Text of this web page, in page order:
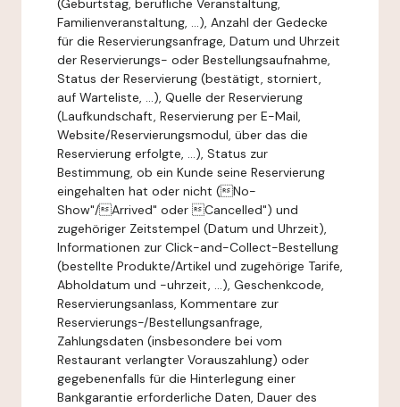
(Geburtstag, berufliche Veranstaltung,
Familienveranstaltung, ...), Anzahl der Gedecke
für die Reservierungsanfrage, Datum und Uhrzeit
der Reservierungs- oder Bestellungsaufnahme,
Status der Reservierung (bestätigt, storniert,
auf Warteliste, ...), Quelle der Reservierung
(Laufkundschaft, Reservierung per E-Mail,
Website/Reservierungsmodul, über das die
Reservierung erfolgte, ...), Status zur
Bestimmung, ob ein Kunde seine Reservierung
eingehalten hat oder nicht (No-
Show"/Arrived" oder Cancelled") und
zugehöriger Zeitstempel (Datum und Uhrzeit),
Informationen zur Click-and-Collect-Bestellung
(bestellte Produkte/Artikel und zugehörige Tarife,
Abholdatum und -uhrzeit, ...), Geschenkcode,
Reservierungsanlass, Kommentare zur
Reservierungs-/Bestellungsanfrage,
Zahlungsdaten (insbesondere bei vom
Restaurant verlangter Vorauszahlung) oder
gegebenenfalls für die Hinterlegung einer
Bankgarantie erforderliche Daten, Dauer des